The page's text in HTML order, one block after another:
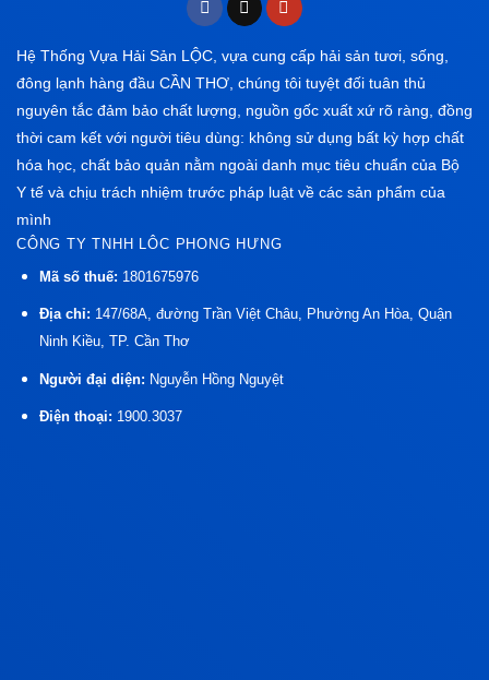
Hệ Thống Vựa Hải Sản LỘC, vựa cung cấp hải sản tươi, sống,
đông lạnh hàng đầu CẦN THƠ, chúng tôi tuyệt đối tuân thủ
nguyên tắc đảm bảo chất lượng, nguồn gốc xuất xứ rõ ràng, đồng
thời cam kết với người tiêu dùng: không sử dụng bất kỳ hợp chất
hóa học, chất bảo quản nằm ngoài danh mục tiêu chuẩn của Bộ
Y tế và chịu trách nhiệm trước pháp luật về các sản phẩm của
mình
CÔNG TY TNHH LÔC PHONG HƯNG
Mã số thuế: 1801675976
Địa chỉ: 147/68A, đường Trần Việt Châu, Phường An Hòa, Quận
Ninh Kiều, TP. Cần Thơ
Người đại diện: Nguyễn Hồng Nguyệt
Điện thoại: 1900.3037